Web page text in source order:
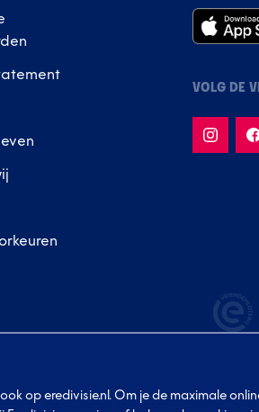
VOLG DE
op eredivisie.nl. Om je de maximale